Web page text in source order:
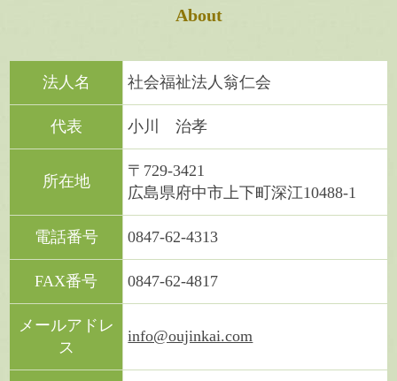
About
法人名 社会福祉法人翁仁会
代表 小川 治孝
所在地
〒729-3421
広島県府中市上下町深江10488-1
電話番号 0847-62-4313
FAX番号 0847-62-4817
メールアドレ
ス
info@oujinkai.com